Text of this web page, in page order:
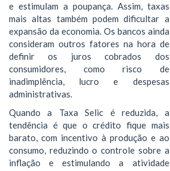
e estimulam a poupança. Assim, taxas
mais altas também podem dificultar a
expansão da economia. Os bancos ainda
consideram outros fatores na hora de
definir os juros cobrados dos
consumidores, como risco de
inadimplência, lucro e despesas
administrativas.
Quando a Taxa Selic é reduzida, a
tendência é que o crédito fique mais
barato, com incentivo à produção e ao
consumo, reduzindo o controle sobre a
inflação e estimulando a atividade